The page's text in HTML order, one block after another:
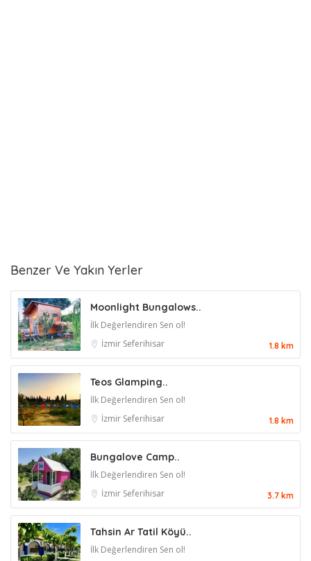
Benzer Ve Yakın Yerler
Moonlight Bungalows..
İlk Değerlendiren Sen ol!
İzmir Seferihisar 1.8 km
Teos Glamping..
İlk Değerlendiren Sen ol!
İzmir Seferihisar 1.8 km
Bungalove Camp..
İlk Değerlendiren Sen ol!
İzmir Seferihisar 3.7 km
Tahsin Ar Tatil Köyü..
İlk Değerlendiren Sen ol!